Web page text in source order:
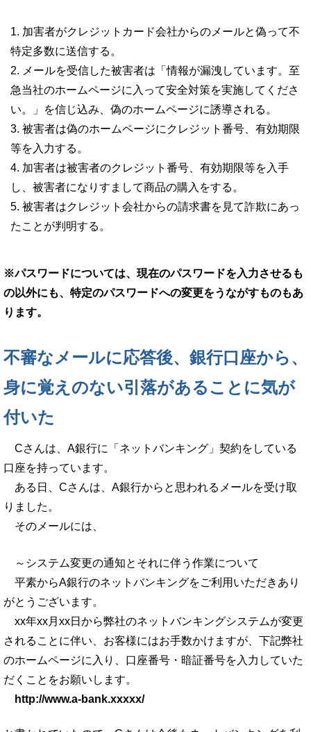
加害者がクレジットカード会社からのメールと偽って不
特定多数に送信する。
メールを受信した被害者は「情報が漏洩しています。至
急当社のホームページに入って安全対策を実施してくださ
い。」を信じ込み、偽のホームページに誘導される。
被害者は偽のホームページにクレジット番号、有効期限
等を入力する。
加害者は被害者のクレジット番号、有効期限等を入手
し、被害者になりすまして商品の購入をする。
被害者はクレジット会社からの請求書を見て詐欺にあっ
たことが判明する。
※パスワードについては、現在のパスワードを入力させるも
の以外にも、特定のパスワードへの変更をうながすものもあ
ります。
不審なメールに応答後、銀行口座から、
身に覚えのない引落があることに気が
付いた
Cさんは、A銀行に「ネットバンキング」契約をしている
口座を持っています。
ある日、Cさんは、A銀行からと思われるメールを受け取
りました。
そのメールには、
～システム変更の通知とそれに伴う作業について
平素からA銀行のネットバンキングをご利用いただきあり
がとうございます。
xx年xx月xx日から弊社のネットバンキングシステムが変更
されることに伴い、お客様にはお手数かけますが、下記弊社
のホームページに入り、口座番号・暗証番号を入力していた
だくことをお願いします。
http://www.a-bank.xxxxx/